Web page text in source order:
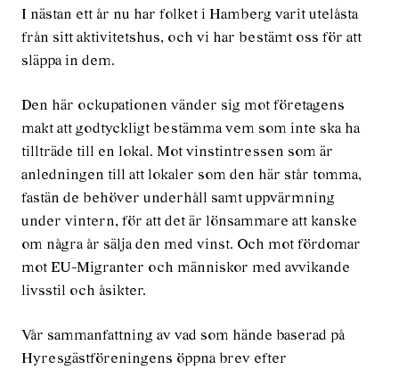
I nästan ett år nu har folket i Hamberg varit utelåsta
från sitt aktivitetshus, och vi har bestämt oss för att
släppa in dem.
Den här ockupationen vänder sig mot företagens
makt att godtyckligt bestämma vem som inte ska ha
tillträde till en lokal. Mot vinstintressen som är
anledningen till att lokaler som den här står tomma,
fastän de behöver underhåll samt uppvärmning
under vintern, för att det är lönsammare att kanske
om några år sälja den med vinst. Och mot fördomar
mot EU-Migranter och människor med avvikande
livsstil och åsikter.
Vår sammanfattning av vad som hände baserad på
Hyresgästföreningens öppna brev efter